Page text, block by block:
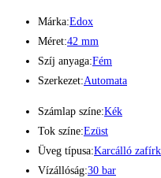
Márka:Edox
Méret:42 mm
Szíj anyaga:Fém
Szerkezet:Automata
Számlap színe:Kék
Tok színe:Ezüst
Üveg típusa:Karcálló
Vízállóság:30 bar